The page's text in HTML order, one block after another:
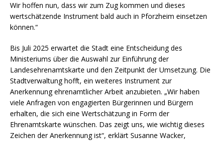
Wir hoffen nun, dass wir zum Zug kommen und dieses
wertschätzende Instrument bald auch in Pforzheim einsetzen
können.“
Bis Juli 2025 erwartet die Stadt eine Entscheidung des
Ministeriums über die Auswahl zur Einführung der
Landesehrenamtskarte und den Zeitpunkt der Umsetzung. Die
Stadtverwaltung hofft, ein weiteres Instrument zur
Anerkennung ehrenamtlicher Arbeit anzubieten. „Wir haben
viele Anfragen von engagierten Bürgerinnen und Bürgern
erhalten, die sich eine Wertschätzung in Form der
Ehrenamtskarte wünschen. Das zeigt uns, wie wichtig dieses
Zeichen der Anerkennung ist“, erklärt Susanne Wacker,